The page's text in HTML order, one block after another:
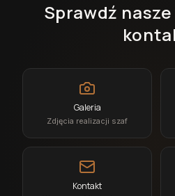
Sprawdź
Galeria
Zdjęcia realizacji szaf
Kontakt